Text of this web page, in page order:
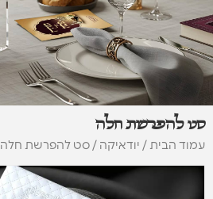
סט להפרשת חלה
עמוד הבית / יודאיקה / סט להפרשת חלה